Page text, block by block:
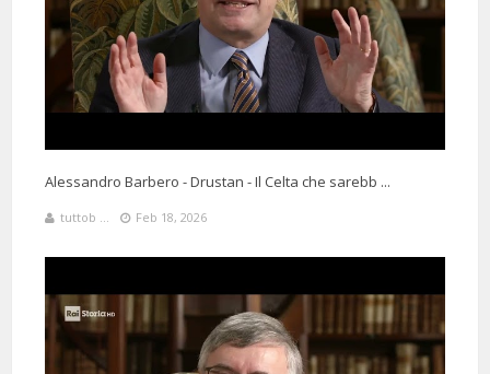
Alessandro Barbero - Drustan - Il Celta che sarebb ...
tuttob ... Feb 18, 2026